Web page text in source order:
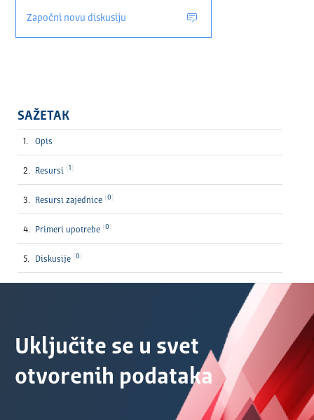
Započni novu diskusiju
SAŽETAK
Opis
Resursi 1
Resursi zajednice 0
Primeri upotrebe 0
Diskusije 0
Uključite se u svet
otvorenih podataka